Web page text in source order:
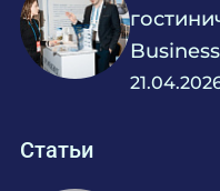
Статьи